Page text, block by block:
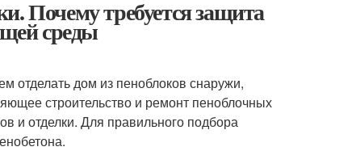
Почему требуется защита
среды
отделать дом из пеноблоков снаружи,
строительство и ремонт пеноблочных
и отделки. Для правильного подбора